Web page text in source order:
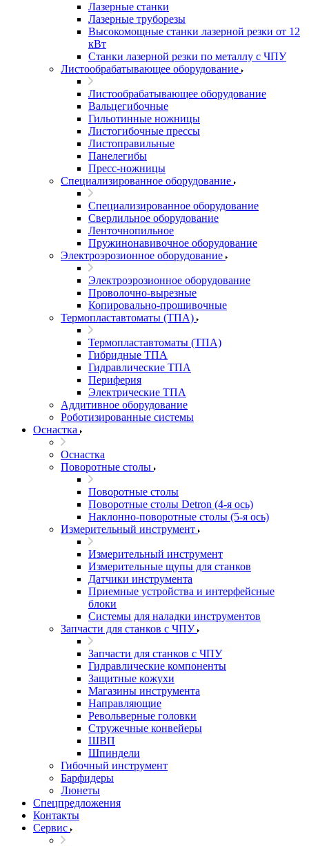
Лазерные станки
Лазерные труборезы
Высокомощные станки лазерной резки от 12
кВт
Станки лазерной резки по металлу с ЧПУ
Листообрабатывающее оборудование
Листообрабатывающее оборудование
Вальцегибочные
Гильотинные ножницы
Листогибочные прессы
Листоправильные
Панелегибы
Пресс-ножницы
Специализированное оборудование
Специализированное оборудование
Сверлильное оборудование
Ленточнопильное
Пружинонавивочное оборудование
Электроэрозионное оборудование
Электроэрозионное оборудование
Проволочно-вырезные
Копировально-прошивочные
Термопластавтоматы (ТПА)
Термопластавтоматы (ТПА)
Гибридные ТПА
Гидравлические ТПА
Периферия
Электрические ТПА
Аддитивное оборудование
Роботизированные системы
Оснастка
Оснастка
Поворотные столы
Поворотные столы
Поворотные столы Detron (4-я ось)
Наклонно-поворотные столы (5-я ось)
Измерительный инструмент
Измерительный инструмент
Измерительные щупы для станков
Датчики инструмента
Приемные устройства и интерфейсные
блоки
Системы для наладки инструментов
Запчасти для станков с ЧПУ
Запчасти для станков с ЧПУ
Гидравлические компоненты
Защитные кожухи
Магазины инструмента
Направляющие
Револьверные головки
Стружечные конвейеры
ШВП
Шпиндели
Гибочный инструмент
Барфидеры
Люнеты
Спецпредложения
Контакты
Сервис